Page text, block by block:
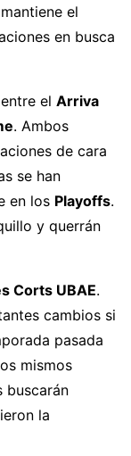
el
en busca
entre el Arriva
. Ambos
de cara
se han
en los Playoffs.
y querrán
Corts UBAE.
cambios si
pasada
mismos
buscarán
la